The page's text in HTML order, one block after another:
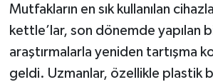
Mutfakların en sık kullanılan
kettle’lar, son dönemde yapılan
araştırmalarla yeniden tartışma
geldi. Uzmanlar, özellikle plastik
Yaşam